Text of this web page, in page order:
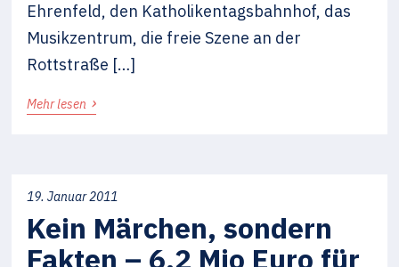
Ehrenfeld, den Katholikentagsbahnhof, das
Musikzentrum, die freie Szene an der
Rottstraße […]
Mehr lesen ›
19. Januar 2011
Kein Märchen, sondern
Fakten – 6,2 Mio Euro für